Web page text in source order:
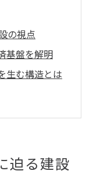
の視点
基盤を解明
生む構造とは
た地域分析
発展の新潮流
迫る建設